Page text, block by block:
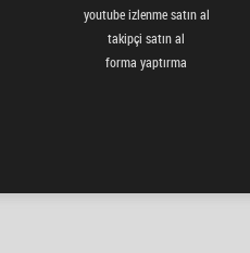
youtube izlenme satın al
takipçi satın al
forma yaptırma